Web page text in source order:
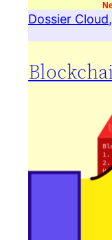
Dossier